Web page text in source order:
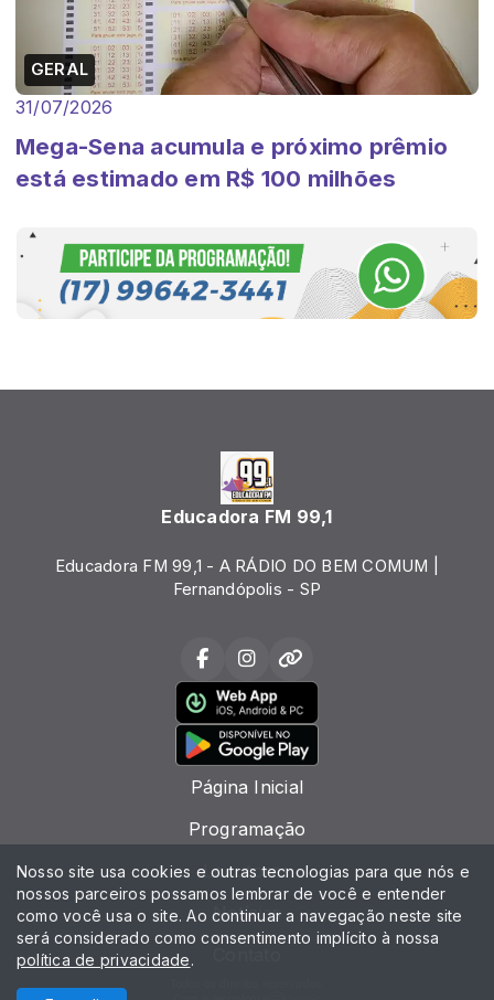
GERAL
31/07/2026
Mega-Sena acumula e próximo prêmio
está estimado em R$ 100 milhões
Educadora FM 99,1
Educadora FM 99,1 - A RÁDIO DO BEM COMUM |
Fernandópolis - SP
Página Inicial
Programação
Locutores
Notícias
Nosso site usa cookies e outras tecnologias para que nós e
nossos parceiros possamos lembrar de você e entender
como você usa o site. Ao continuar a navegação neste site
será considerado como consentimento implícito à nossa
política de privacidade.